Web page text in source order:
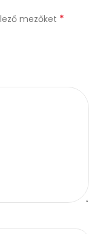
mezőket *